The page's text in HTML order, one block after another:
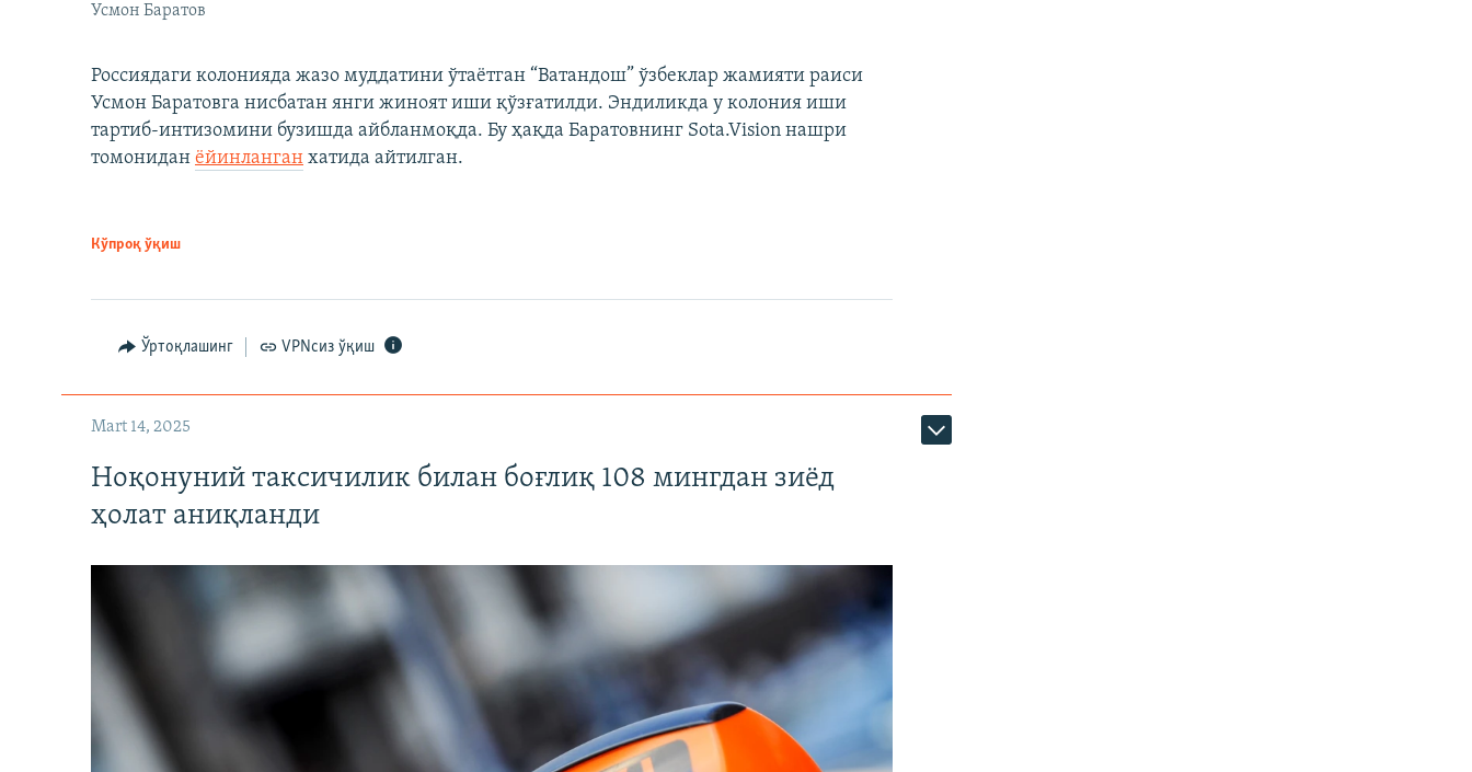
Усмон Баратов
Россиядаги колонияда жазо муддатини ўтаётган “Ватандош” ўзбеклар жамияти раиси
Усмон Баратовга нисбатан янги жиноят иши қўзғатилди. Эндиликда у колония иши
тартиб-интизомини бузишда айбланмоқда. Бу ҳақда Баратовнинг Sota.Vision нашри
томонидан ёйинланган хатида айтилган.
Кўпроқ ўқиш
Ўртоқлашинг VPNсиз ўқиш
Mart 14, 2025
Ноқонуний таксичилик билан боғлиқ 108 мингдан зиёд
ҳолат аниқланди